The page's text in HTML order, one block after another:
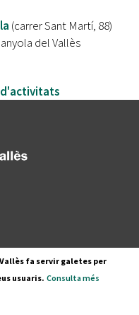
(carrer Sant Martí, 88)
del Vallès
d'activitats
fa servir galetes per
usuaris. Consulta més